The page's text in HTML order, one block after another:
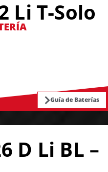
Li T-Solo
Guía de Baterías
D Li BL –